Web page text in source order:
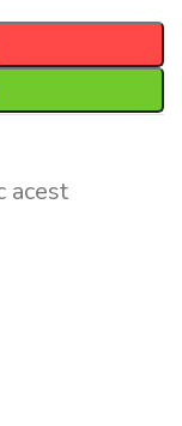
acest